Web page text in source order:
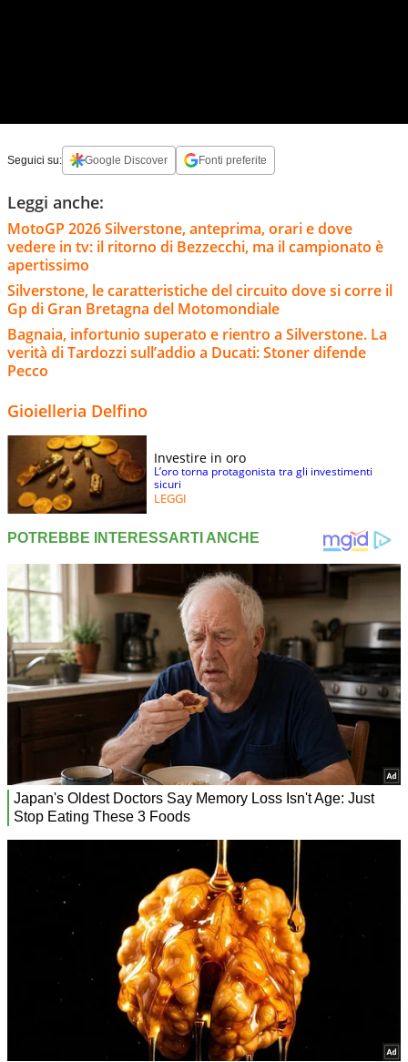
Seguici su: Google Discover Fonti preferite
Leggi anche:
MotoGP 2026 Silverstone, anteprima, orari e dove
vedere in tv: il ritorno di Bezzecchi, ma il campionato è
apertissimo
Silverstone, le caratteristiche del circuito dove si corre il
Gp di Gran Bretagna del Motomondiale
Bagnaia, infortunio superato e rientro a Silverstone. La
verità di Tardozzi sull’addio a Ducati: Stoner difende
Pecco
Gioielleria Delfino
Investire in oro
L’oro torna protagonista tra gli investimenti
sicuri
LEGGI